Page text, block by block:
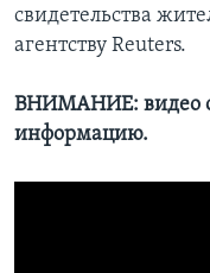
свидетельства
агентству Reuters.
ВНИМАНИЕ: видео
информацию.